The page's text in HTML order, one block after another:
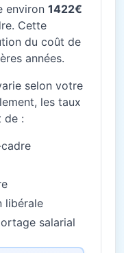
environ 1422€
Cette
du coût de
années.
selon votre
les taux
de :
libérale
salarial